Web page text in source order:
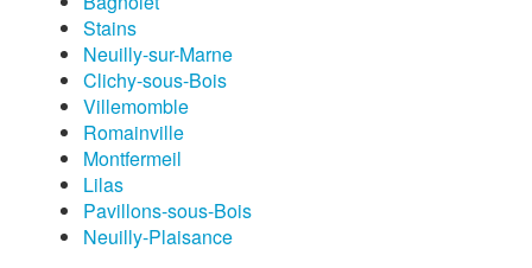
Stains
Neuilly-sur-Marne
Clichy-sous-Bois
Villemomble
Romainville
Montfermeil
Lilas
Pavillons-sous-Bois
Neuilly-Plaisance